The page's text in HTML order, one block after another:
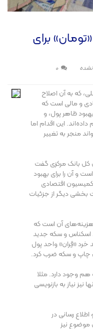
«تومان» برای
0
که به آن اصلاح
و مالی است که
ظاهر پول، و
این اقدام اما
منجر به تغییر
کل بانک مرکزی گفت
است و آن را برای بهبود
کمیسیون اقتصادی
دیگر از جزئیات
حذف 4 صفر بحث هزینه‌های آن است که
اسکناس و سکه جدید
«قِران» واحد پول
چاپ و سکه ضرب کرد.
هم وجود دارد. مثلا
نیز نیاز به بازنویسی
رسانی در
نیز